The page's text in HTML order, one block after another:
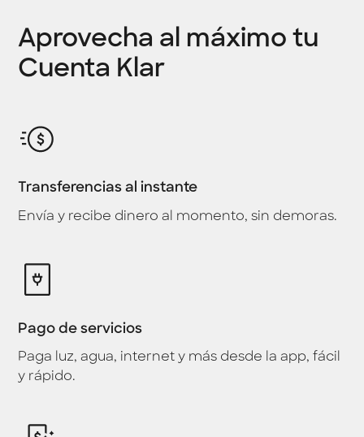
Aprovecha al máximo tu
Cuenta Klar
Transferencias al instante
Envía y recibe dinero al momento, sin demoras.
Pago de servicios
Paga luz, agua, internet y más desde la app, fácil
y rápido.